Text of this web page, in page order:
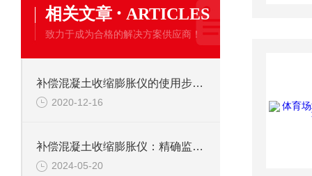
相关文章 · ARTICLES
致力于成为合格的解决方案供应商！
补偿混凝土收缩膨胀仪的使用步骤，小白也能看懂
2020-12-16
补偿混凝土收缩膨胀仪：精确监测，保障现代建筑之稳健
2024-05-20